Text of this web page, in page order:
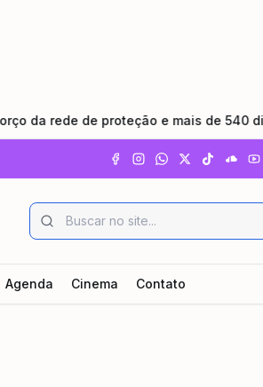
rede de proteção e mais de 540 dias
Agenda Cinema Contato